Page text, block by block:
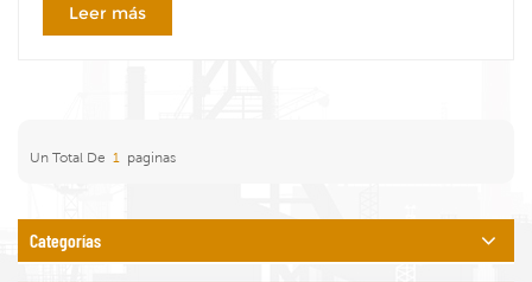
Leer más
Un Total De 1 Paginas
Categorías